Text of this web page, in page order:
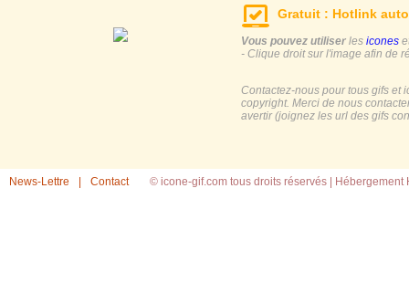
Gratuit : Hotlink
Vous pouvez utiliser les icones
- Clique droit sur l'image afin de
Contactez-nous pour tous gifs et
copyright. Merci de nous
avertir (joignez les url des gifs
News-Lettre Contact © icone-gif.com tous droits réservés | Hébergement